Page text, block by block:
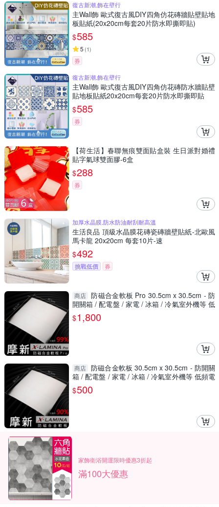
復古新潮,飾在壁行
主Wall飾 歐式復古風DIY四角仿花磚牆貼壁貼地
板貼紙(20x20cm每套20片防水即撕即貼)
$585
5 (1)
券
復古新潮,飾在壁行
主Wall飾 歐式復古風DIY四角仿花磚防水牆貼壁
貼地板貼紙20x20cm每套20片防水即撕即貼
$585
券
【荷生活】春聯無痕雙面貼盒裝 生日派對婚禮
貼字氣球雙面膠-6盒
$288
券
加厚水晶膜,防水防油耐刮耐高溫
生活良品 頂級水晶膜花磚瓷磚牆壁貼紙-北歐風
馬卡龍 20x20cm 每套10片-速
$492
挑戰低價 券
商店 防磁合金軟板 Pro 30.5cm x 30.5cm - 防
開關箱 / 配電盤 / 家電 / 冰箱 / 冷氣室外機等 低
頻電磁波
$1,800
商店 防磁合金軟板 30.5cm x 30.5cm - 防開關
箱 / 配電盤 / 家電 / 冰箱 / 冷氣室外機等 低頻電
磁波
$500
家飾衛浴開運限時優惠3折起
滿100大優惠